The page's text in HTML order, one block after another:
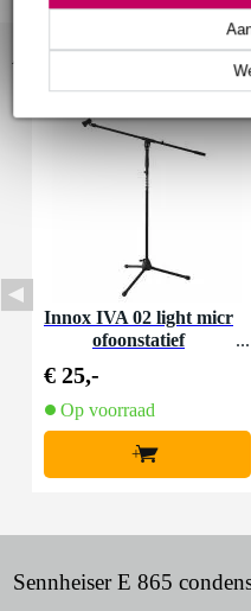
Accessoires (6)
Innox IVA 02 light micr
ofoonstatief
€ 25,-
Op voorraad
+
Sennheiser E 865